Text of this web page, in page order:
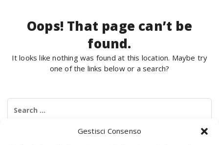
Gestisci Consenso
Oops! That page can’t be
found.
It looks like nothing was found at this location. Maybe try
one of the links below or a search?